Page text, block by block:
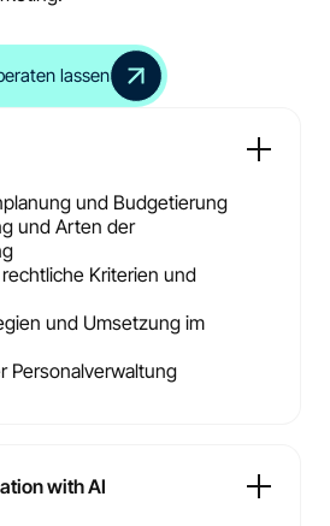
lassen
und Budgetierung
und Arten der
Kriterien und
und Umsetzung im
Personalverwaltung
with AI